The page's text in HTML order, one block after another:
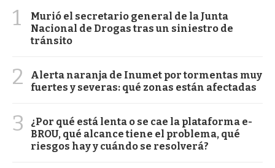
1
Murió el secretario general de la Junta
Nacional de Drogas tras un siniestro de
tránsito
2
Alerta naranja de Inumet por tormentas muy
fuertes y severas: qué zonas están afectadas
3
¿Por qué está lenta o se cae la plataforma e-
BROU, qué alcance tiene el problema, qué
riesgos hay y cuándo se resolverá?